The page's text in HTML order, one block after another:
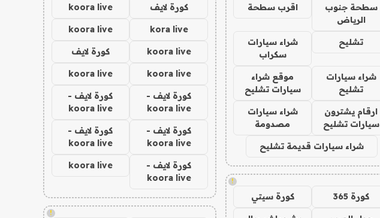
سطحة جنوب
الرياض
اقرب سطحة
تشليح
شراء سيارات
سكراب
شراء سيارات
تشليح
موقع شراء
سيارات تشليح
ارقام يشترون
سيارات تشليح
شراء سيارات
مصدومة
شراء سيارات قديمة تشليح
!
كورة 365 كورة سيتي
كورة لايف koora live
kora live
koora live
koora live كورة لايف
koora live
koora live
كورة لايف -
koora live
كورة لايف -
koora live
كورة لايف -
koora live
كورة لايف -
koora live
كورة لايف -
koora live
koora live
!